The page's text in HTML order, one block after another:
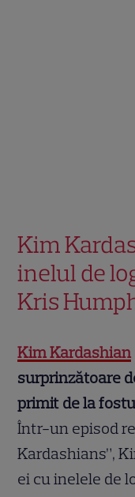
Kim
inelul de
Kris
Kim Kardashian
surprinzătoare
primit de la
Într-un episod
Kardashians”,
ei cu inelele de